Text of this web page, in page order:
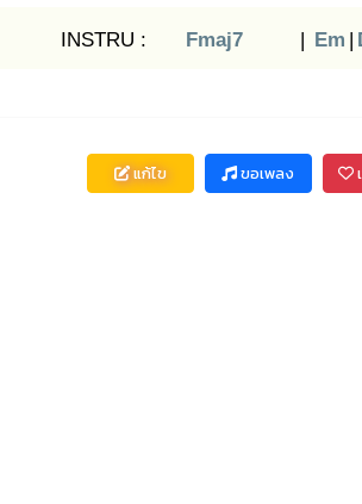
INSTRU : Fmaj7 | Em |
แก้ไข ขอเพลง